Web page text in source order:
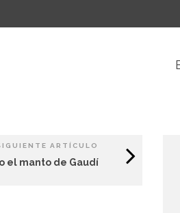
ARTÍCULO
el manto de Gaudí